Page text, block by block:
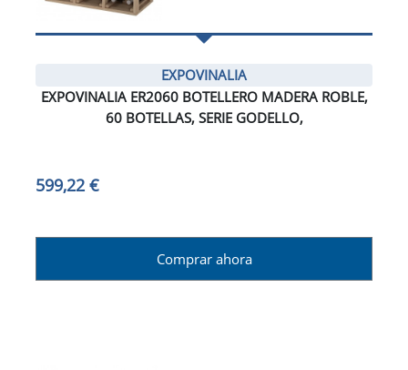
EXPOVINALIA
EXPOVINALIA ER2060 BOTELLERO MADERA ROBLE,
60 BOTELLAS, SERIE GODELLO,
599,22 €
Comprar ahora